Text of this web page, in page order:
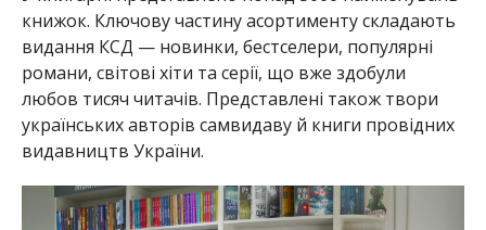
книжок. Ключову частину асортименту складають
видання КСД — новинки, бестселери, популярні
романи, світові хіти та серії, що вже здобули
любов тисяч читачів. Представлені також твори
українських авторів самвидаву й книги провідних
видавництв України.